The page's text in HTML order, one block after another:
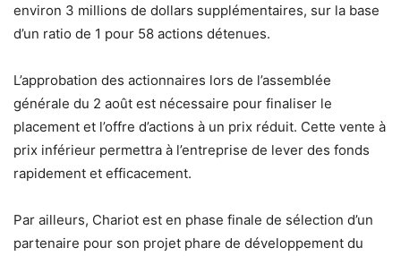
environ 3 millions de dollars supplémentaires, sur la base
d’un ratio de 1 pour 58 actions détenues.
L’approbation des actionnaires lors de l’assemblée
générale du 2 août est nécessaire pour finaliser le
placement et l’offre d’actions à un prix réduit. Cette vente à
prix inférieur permettra à l’entreprise de lever des fonds
rapidement et efficacement.
Par ailleurs, Chariot est en phase finale de sélection d’un
partenaire pour son projet phare de développement du